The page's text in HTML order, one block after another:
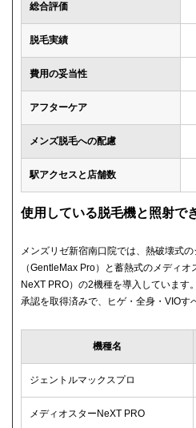
総合評価
脱毛実績
費用の妥当性
アフターケア
メンズ脱毛への配慮
駅アクセスと店舗数
使用している脱毛機と照射で
メンズリゼ新宿南口院では、熱破壊式
（GentleMax Pro）と蓄熱式のメディ
NeXT PRO）の2機種を導入しています
承認を取得済みで、ヒゲ・全身・VIOす
機種名
ジェントルマックスプロ
メディオスターNeXT PRO